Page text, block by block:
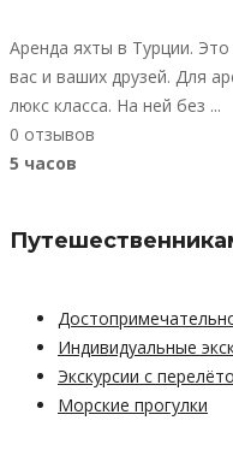
Аренда яхты в Турции.
вас и ваших друзей. Для
люкс класса. На ней без ...
0 отзывов
5 часов
Индивидуальные
Экскурсии с
Морские прогулки